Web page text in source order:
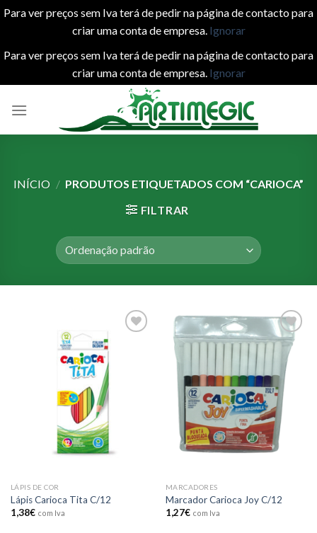
Para ver preços sem Iva terá de pedir na página de contacto para
criar uma conta de empresa. Ignorar
Para ver preços sem Iva terá de pedir na página de contacto para
criar uma conta de empresa. Ignorar
INÍCIO / PRODUTOS ETIQUETADOS COM “CARIOCA”
FILTRAR
LÁPIS DE COR
Lápis Carioca Tita C/12
1,38€ com Iva
Add to
wishlist
MARCADORES
Marcador Carioca Joy C/12
1,27€ com Iva